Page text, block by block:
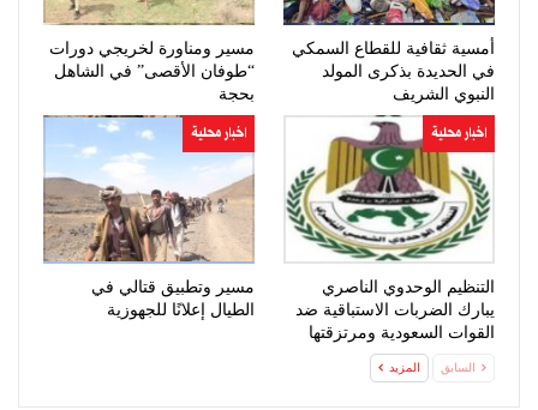
أمسية ثقافية للقطاع السمكي
في الحديدة بذكرى المولد
النبوي الشريف
مسير ومناورة لخريجي دورات
“طوفان الأقصى” في الشاهل
بحجة
اخبار محلية
التنظيم الوحدوي الناصري
يبارك الضربات الاستباقية ضد
القوات السعودية ومرتزقتها
اخبار محلية
مسير وتطبيق قتالي في
الطيال إعلانًا للجهوزية
السابق المزيد